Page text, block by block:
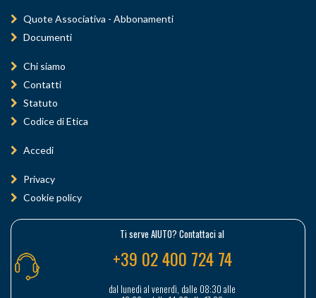
Quote Associativa - Abbonamenti
Documenti
Chi siamo
Contatti
Statuto
Codice di Etica
Accedi
Privacy
Cookie policy
Ti serve AIUTO? Contattaci al
+39 02 400 724 74
dal lunedì al venerdì, dalle 08:30 alle